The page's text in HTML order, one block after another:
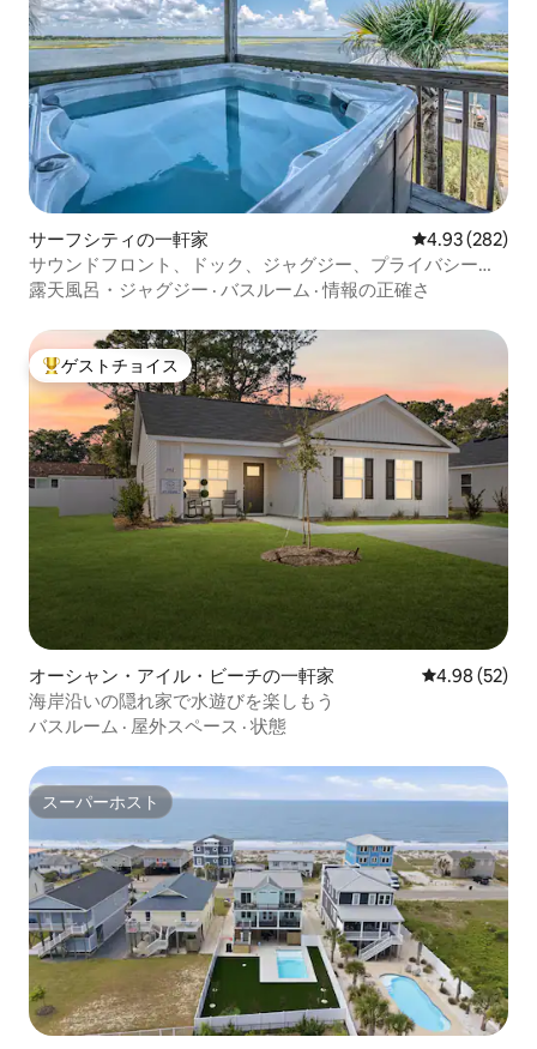
サーフシティの一軒家 レビュー282
4.93 (282)
サウンドフロント、ドック、ジャグジー、プライバシー、
ビーチまで徒歩
露天風呂・ジャグジー · バスルーム ·情報の正確さ
大好評のゲストチョイスです。
ゲストチョイス
オーシャン・アイル・ビーチの一軒家 レビュー52
4.98 (52)
海岸沿いの隠れ家で水遊びを楽しもう
バスルーム · 屋外スペース · 状態
スーパーホスト
スーパーホスト